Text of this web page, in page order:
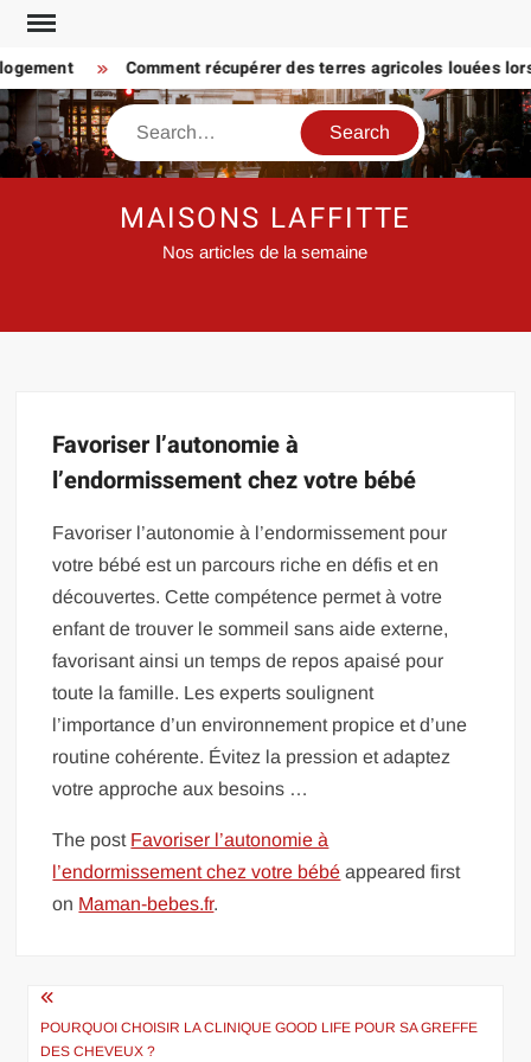
Skip
content
Comment récupérer des terres agricoles louées
Search
MAISONS LAFFITTE
Nos articles de la semaine
Favoriser l’autonomie à
l’endormissement chez votre bébé
Favoriser l’autonomie à l’endormissement pour
votre bébé est un parcours riche en défis et en
découvertes. Cette compétence permet à votre
enfant de trouver le sommeil sans aide externe,
favorisant ainsi un temps de repos apaisé pour
toute la famille. Les experts soulignent
l’importance d’un environnement propice et d’une
routine cohérente. Évitez la pression et adaptez
votre approche aux besoins …
The post Favoriser l’autonomie à
l’endormissement chez votre bébé appeared first
on Maman-bebes.fr.
Navigation
de
POURQUOI CHOISIR LA CLINIQUE GOOD LIFE POUR SA GREFFE
DES CHEVEUX ?